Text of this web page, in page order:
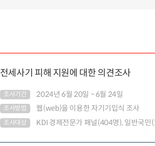
전세사기 피해 지원에 대한 의견조사
조사기간 2024년 6월 20일 ~ 6월 24일
조사방법 웹(web)을 이용한 자기기입식 조사
조사대상 KDI 경제전문가 패널(404명), 일반국